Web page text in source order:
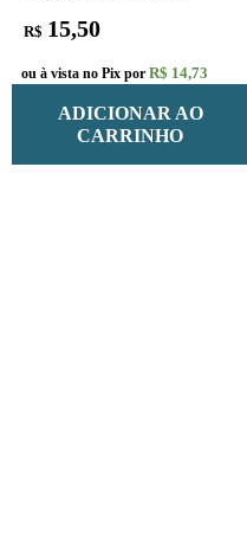
R$ 15,50
ou à vista no Pix por R$ 14,73
ADICIONAR AO
CARRINHO